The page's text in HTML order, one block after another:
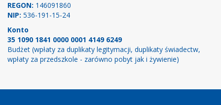
REGON: 146091860
NIP: 536-191-15-24
Konto
35 1090 1841 0000 0001 4149 6249
Budżet (wpłaty za duplikaty legitymacji, duplikaty świadectw,
wpłaty za przedszkole - zarówno pobyt jak i żywienie)